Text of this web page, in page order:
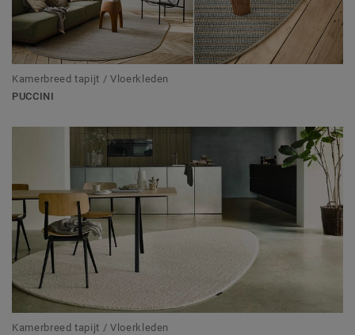
Kamerbreed tapijt / Vloerkleden
PUCCINI
Kamerbreed tapijt / Vloerkleden